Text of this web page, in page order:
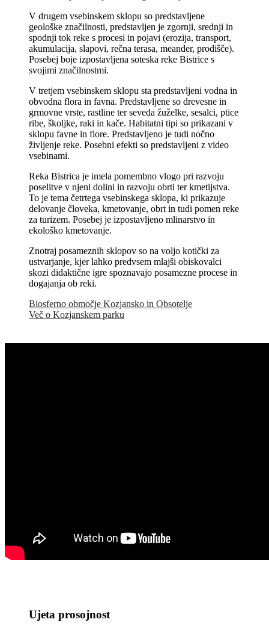
V drugem vsebinskem sklopu so predstavljene
geološke značilnosti, predstavljen je zgornji, srednji in
spodnji tok reke s procesi in pojavi (erozija, transport,
akumulacija, slapovi, rečna terasa, meander, prodišče).
Posebej boje izpostavljena soteska reke Bistrice s
svojimi značilnostmi.
V tretjem vsebinskem sklopu sta predstavljeni vodna in
obvodna flora in favna. Predstavljene so drevesne in
grmovne vrste, rastline ter seveda žuželke, sesalci, ptice
ribe, školjke, raki in kače. Habitatni tipi so prikazani v
sklopu favne in flore. Predstavljeno je tudi nočno
življenje reke. Posebni efekti so predstavljeni z video
vsebinami.
Reka Bistrica je imela pomembno vlogo pri razvoju
poselitve v njeni dolini in razvoju obrti ter kmetijstva.
To je tema četrtega vsebinskega sklopa, ki prikazuje
delovanje človeka, kmetovanje, obrt in tudi pomen reke
za turizem. Posebej je izpostavljeno mlinarstvo in
ekološko kmetovanje.
Znotraj posameznih sklopov so na voljo kotički za
ustvarjanje, kjer lahko predvsem mlajši obiskovalci
skozi didaktične igre spoznavajo posamezne procese in
dogajanja ob reki.
Biosferno območje Kozjansko in Obsotelje
Več o Kozjanskem parku
Ujeta prosojnost